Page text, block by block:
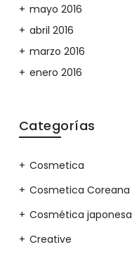
mayo 2016
abril 2016
marzo 2016
enero 2016
Categorías
Cosmetica
Cosmetica Coreana
Cosmética japonesa
Creative